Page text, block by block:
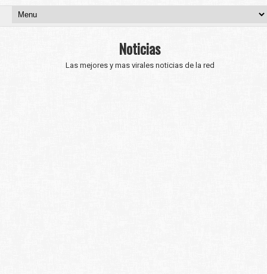
Noticias
Las mejores y mas virales noticias de la red